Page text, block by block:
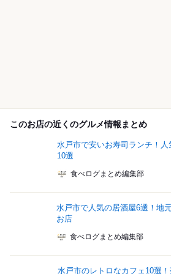
このお店の近くのグルメ情報まとめ
水戸市で安いお寿司ランチ！
10選
食べログまとめ編集部
水戸市で人気の居酒屋6選！地
お店
食べログまとめ編集部
水戸市のレトロなカフェ10選